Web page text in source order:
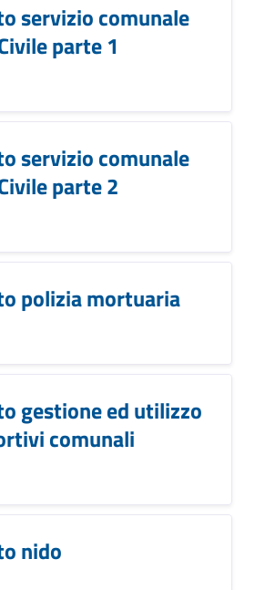
servizio comunale
parte 1
servizio comunale
parte 2
polizia mortuaria
gestione ed utilizzo
comunali
nido